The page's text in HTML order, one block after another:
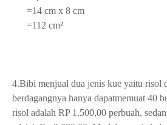
=14 cm x 8 cm
=112 cm²
4.Bibi menjual dua jenis kue yaitu risol
berdagangnya hanya dapatmemuat 40
risol adalah RP 1.500,00 perbuah,